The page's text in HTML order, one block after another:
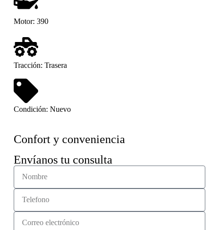
Motor: 390
Tracción: Trasera
Condición: Nuevo
Confort y conveniencia
Envíanos tu consulta